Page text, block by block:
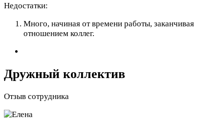
Недостатки:
Много, начиная от времени работы, заканчивая
отношением коллег.
Дружный коллектив
Отзыв сотрудника